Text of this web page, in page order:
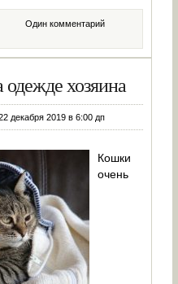
Один комментарий
хозяина
декабря 2019 в 6:00 дп
Кошки
очень